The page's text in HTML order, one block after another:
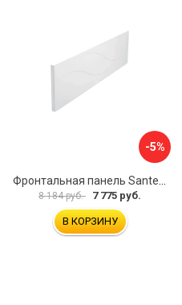
-5%
8 184 руб. 7 775 руб.
В КОРЗИНУ